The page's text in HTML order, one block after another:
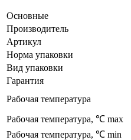
Основные
Производитель
Артикул
Норма упаковки
Вид упаковки
Гарантия
Рабочая температура
Рабочая температура, ℃ max
Рабочая температура, ℃ min